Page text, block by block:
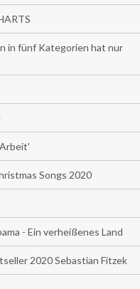
in fünf Kategorien hat nur
Songs 2020
- Ein verheißenes Land
2020 Sebastian Fitzek